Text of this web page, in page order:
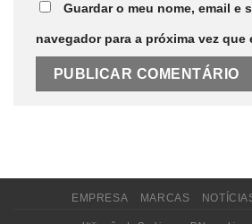
Guardar o meu nome, email e
navegador para a próxima vez que
EMPRESA MARCAS